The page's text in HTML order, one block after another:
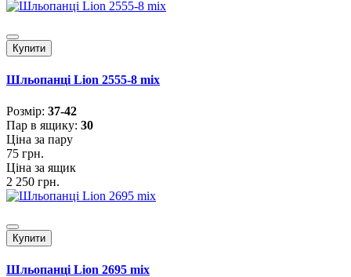
Купити
Шльопанці Lion 2555-8 mix
Розмiр: 37-42
Пар в ящику: 30
Ціна за пару
75 грн.
Ціна за ящик
2 250 грн.
Купити
Шльопанці Lion 2695 mix